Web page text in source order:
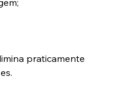
praticamente